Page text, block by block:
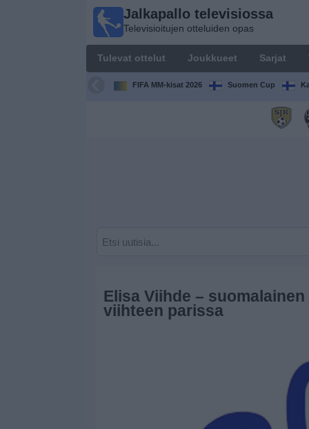
Jalkapallo televisiossa
Televisioitujen otteluiden opas
Tulevat ottelut Joukkueet Sarjat
FIFA MM-kisat 2026 Suomen Cup
Elisa Viihde –
viihteen parissa
Jalkapallo
televisiossa
Televisioitujen
otteluiden opas